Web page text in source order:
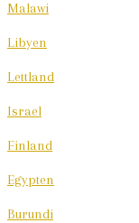
Malawi
Libyen
Lettland
Israel
Finland
Egypten
Burundi